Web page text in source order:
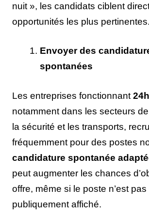
nuit », les candidats ciblent
opportunités les plus pertinentes.
Envoyer des
spontanées
Les entreprises fonctionnant
notamment dans les secteurs
la sécurité et les transports,
fréquemment pour des postes
candidature spontanée
peut augmenter les chances
offre, même si le poste n’est pas
publiquement affiché.